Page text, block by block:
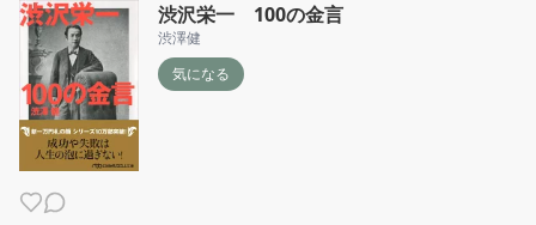
渋沢栄一 100の金言
渋澤健
気になる